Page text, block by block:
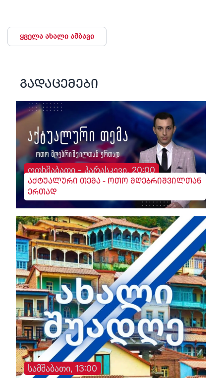
ყველა ახალი ამბავი
გადაცემები
ოთხშაბათი - პარასკევი, 20:00
აქტუალური თემა - ოთო მღებრიშვილთან
ერთად
სამშაბათი, 13:00